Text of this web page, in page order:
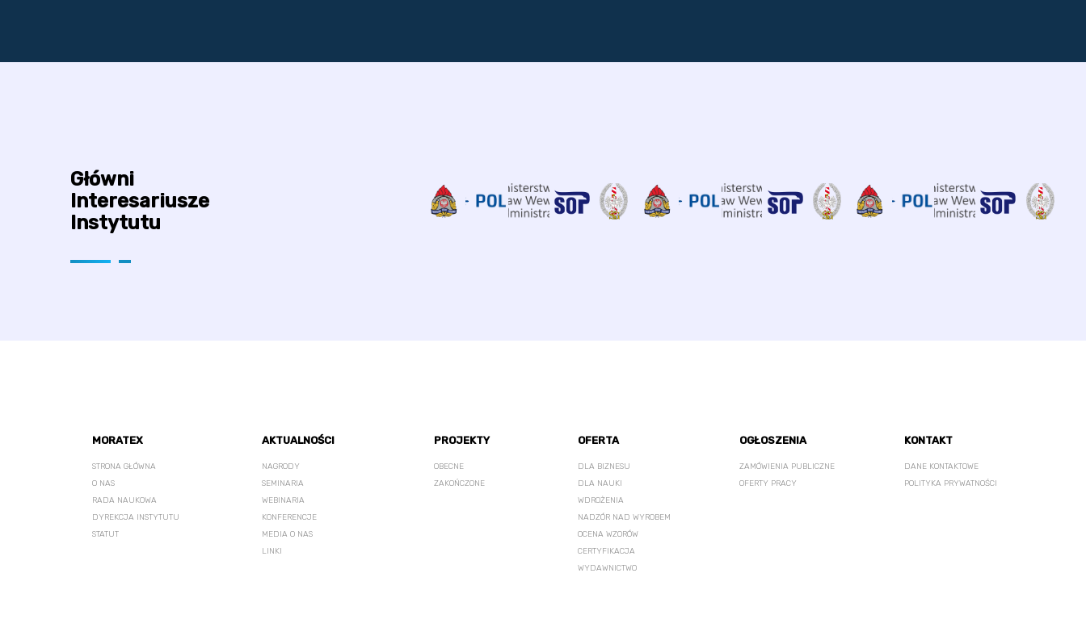
Główni
Interesariusze
Instytutu
MORATEX
STRONA GŁÓWNA
O NAS
RADA NAUKOWA
DYREKCJA INSTYTUTU
STATUT
AKTUALNOŚCI
NAGRODY
SEMINARIA
WEBINARIA
KONFERENCJE
MEDIA O NAS
LINKI
PROJEKTY
OBECNE
ZAKOŃCZONE
OFERTA
DLA BIZNESU
DLA NAUKI
WDROŻENIA
NADZÓR NAD WYROBEM
OCENA WZORÓW
CERTYFIKACJA
WYDAWNICTWO
OGŁOSZENIA
ZAMÓWIENIA PUBLICZNE
OFERTY PRACY
KONTAKT
DANE KONTAKTOWE
POLITYKA PRYWATNOŚCI